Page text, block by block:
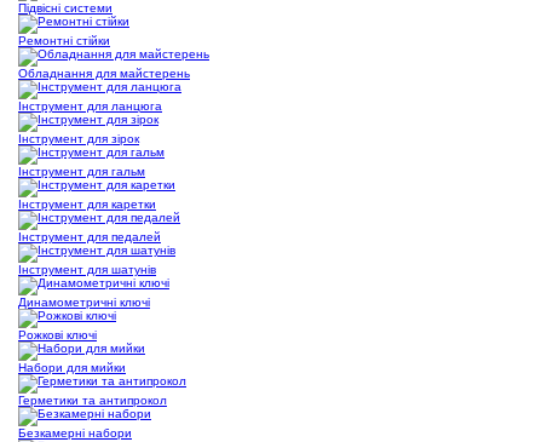
Підвісні системи
Ремонтні стійки
Обладнання для майстерень
Інструмент для ланцюга
Інструмент для зірок
Інструмент для гальм
Інструмент для каретки
Інструмент для педалей
Інструмент для шатунів
Динамометричні ключі
Рожкові ключі
Набори для мийки
Герметики та антипрокол
Безкамерні набори